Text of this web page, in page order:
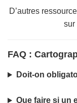
D’autres
sur
FAQ :
Doit-on
Que faire si un